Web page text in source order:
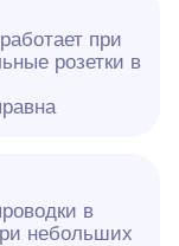
при
розетки в
в
небольших